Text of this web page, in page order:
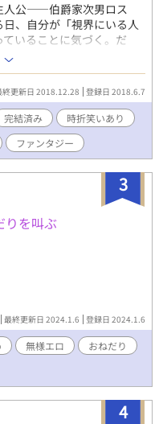
人公――伯爵家次男ロス
、自分が「視界にいる人
いることに気づく。だ
生させるという、イマイ
しかしロストはある日、
護衛騎士のあいつをこっそ
ことに気づき……！？ ■BL
衛騎士受
終更新日 2018.12.28 登録日 2018.6.7
完結済み
時折笑いあり
ファンタジー
3
りを叫ぶ
最終更新日 2024.1.6 登録日 2024.1.6
無様エロ
おねだり
4